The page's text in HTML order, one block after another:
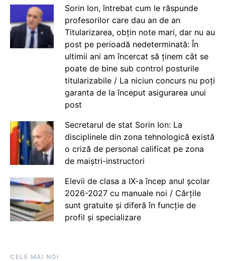
Sorin Ion, întrebat cum le răspunde
profesorilor care dau an de an
Titularizarea, obțin note mari, dar nu au
post pe perioadă nedeterminată: În
ultimii ani am încercat să ținem cât se
poate de bine sub control posturile
titularizabile / La niciun concurs nu poți
garanta de la început asigurarea unui
post
Secretarul de stat Sorin Ion: La
disciplinele din zona tehnologică există
o criză de personal calificat pe zona
de maiștri-instructori
Elevii de clasa a IX-a încep anul școlar
2026-2027 cu manuale noi / Cărțile
sunt gratuite și diferă în funcție de
profil și specializare
CELE MAI NOI